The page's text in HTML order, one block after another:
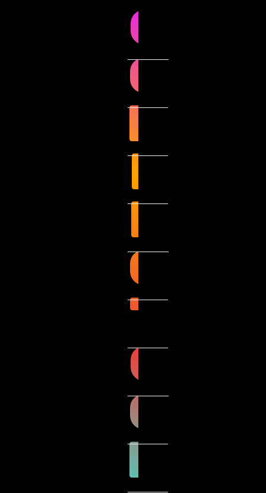
C
O
M
E
D
O
T
C
O
M